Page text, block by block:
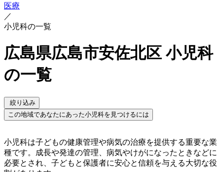
医療
／
小児科の一覧
広島県広島市安佐北区 小児科
の一覧
絞り込み
この地域であなたにあった小児科を見つけるには
小児科は子どもの健康管理や病気の治療を提供する重要な業
種です。成長や発達の管理、病気やけがになったときなどに
必要とされ、子どもと保護者に安心と信頼を与える大切な役